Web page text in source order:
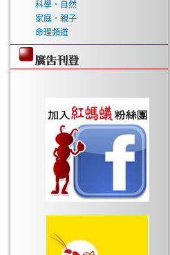
科學．自然
家庭．親子
命理頻道